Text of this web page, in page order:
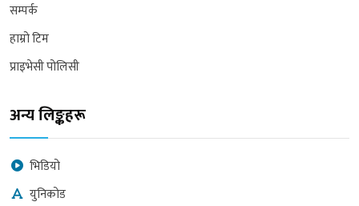
सम्पर्क
हाम्रो टिम
प्राइभेसी पोलिसी
अन्य लिङ्कहरू
भिडियो
युनिकोड